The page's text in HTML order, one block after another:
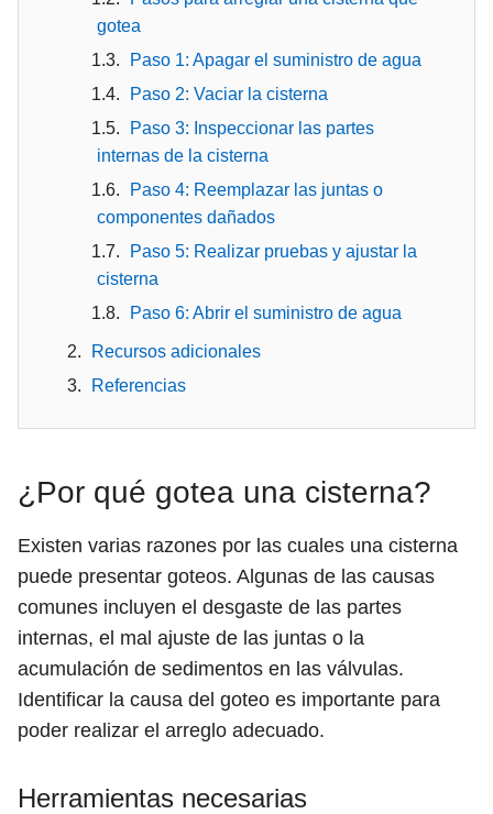
gotea
Paso 1: Apagar el suministro de agua
Paso 2: Vaciar la cisterna
Paso 3: Inspeccionar las partes
internas de la cisterna
Paso 4: Reemplazar las juntas o
componentes dañados
Paso 5: Realizar pruebas y ajustar la
cisterna
Paso 6: Abrir el suministro de agua
Recursos adicionales
Referencias
¿Por qué gotea una cisterna?
Existen varias razones por las cuales una cisterna
puede presentar goteos. Algunas de las causas
comunes incluyen el desgaste de las partes
internas, el mal ajuste de las juntas o la
acumulación de sedimentos en las válvulas.
Identificar la causa del goteo es importante para
poder realizar el arreglo adecuado.
Herramientas necesarias